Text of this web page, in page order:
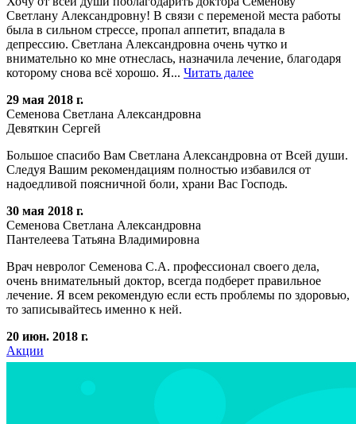
Светлану Александровну! В связи с переменой места работы
была в сильном стрессе, пропал аппетит, впадала в
депрессию. Светлана Александровна очень чутко и
внимательно ко мне отнеслась, назначила лечение, благодаря
которому снова всё хорошо. Я... Читать далее
29 мая 2018 г.
Семенова Светлана Александровна
Девяткин Сергей
Большое спасибо Вам Светлана Александровна от Всей души.
Следуя Вашим рекомендациям полностью избавился от
надоедливой поясничной боли, храни Вас Господь.
30 мая 2018 г.
Семенова Светлана Александровна
Пантелеева Татьяна Владимировна
Врач невролог Семенова С.А. профессионал своего дела,
очень внимательный доктор, всегда подберет правильное
лечение. Я всем рекомендую если есть проблемы по здоровью,
то записывайтесь именно к ней.
20 июн. 2018 г.
Акции